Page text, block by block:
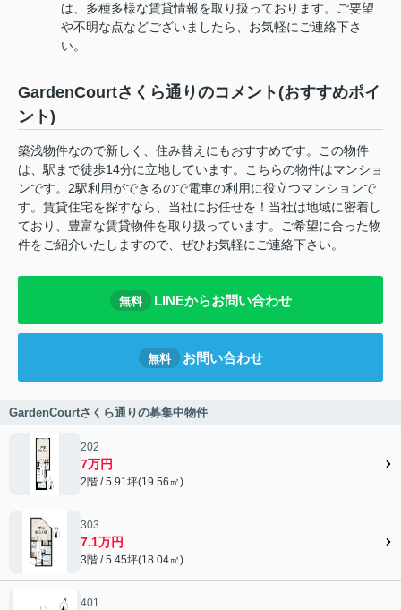
は、多種多様な賃貸情報を取り扱っております。ご要望
や不明な点などございましたら、お気軽にご連絡下さ
い。
GardenCourtさくら通りのコメント(おすすめポイ
ント)
築浅物件なので新しく、住み替えにもおすすめです。この物件
は、駅まで徒歩14分に立地しています。こちらの物件はマンショ
ンです。2駅利用ができるので電車の利用に役立つマンションで
す。賃貸住宅を探すなら、当社にお任せを！当社は地域に密着し
ており、豊富な賃貸物件を取り扱っています。ご希望に合った物
件をご紹介いたしますので、ぜひお気軽にご連絡下さい。
無料 LINEからお問い合わせ
無料 お問い合わせ
GardenCourtさくら通りの募集中物件
202
7万円
2階 / 5.91坪(19.56㎡)
303
7.1万円
3階 / 5.45坪(18.04㎡)
401